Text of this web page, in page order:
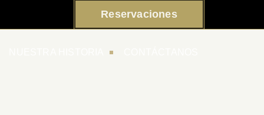
Reservaciones